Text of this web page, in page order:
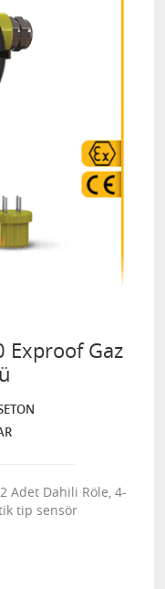
Exproof Gaz
2 Adet Dahili Röle, 4-
tip sensör